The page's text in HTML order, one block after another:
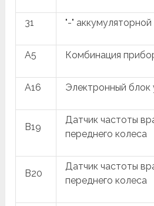
31 "-"
A5 Комбинация
A16 Электронный блок
B19
Датчик частоты
переднего колеса
B20
Датчик частоты
переднего колеса